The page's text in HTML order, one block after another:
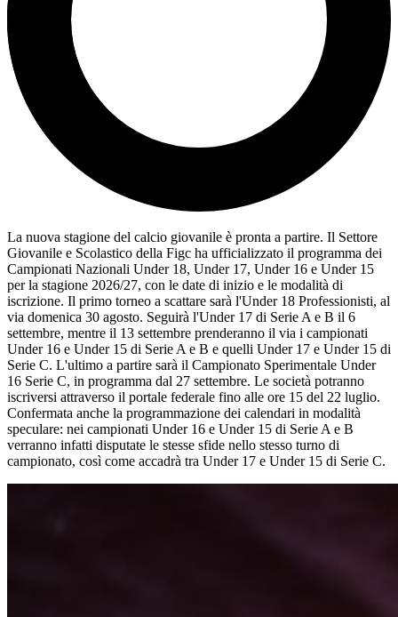
La nuova stagione del calcio giovanile è pronta a partire. Il Settore
Giovanile e Scolastico della Figc ha ufficializzato il programma dei
Campionati Nazionali Under 18, Under 17, Under 16 e Under 15
per la stagione 2026/27, con le date di inizio e le modalità di
iscrizione. Il primo torneo a scattare sarà l'Under 18 Professionisti, al
via domenica 30 agosto. Seguirà l'Under 17 di Serie A e B il 6
settembre, mentre il 13 settembre prenderanno il via i campionati
Under 16 e Under 15 di Serie A e B e quelli Under 17 e Under 15 di
Serie C. L'ultimo a partire sarà il Campionato Sperimentale Under
16 Serie C, in programma dal 27 settembre. Le società potranno
iscriversi attraverso il portale federale fino alle ore 15 del 22 luglio.
Confermata anche la programmazione dei calendari in modalità
speculare: nei campionati Under 16 e Under 15 di Serie A e B
verranno infatti disputate le stesse sfide nello stesso turno di
campionato, così come accadrà tra Under 17 e Under 15 di Serie C.